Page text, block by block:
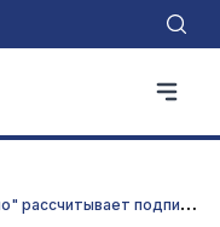
К
иевское "Динамо" рассчитывает подписать иранского форварда "Олимпика"